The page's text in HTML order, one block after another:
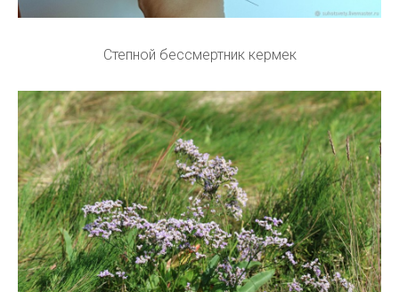
Степной бессмертник кермек